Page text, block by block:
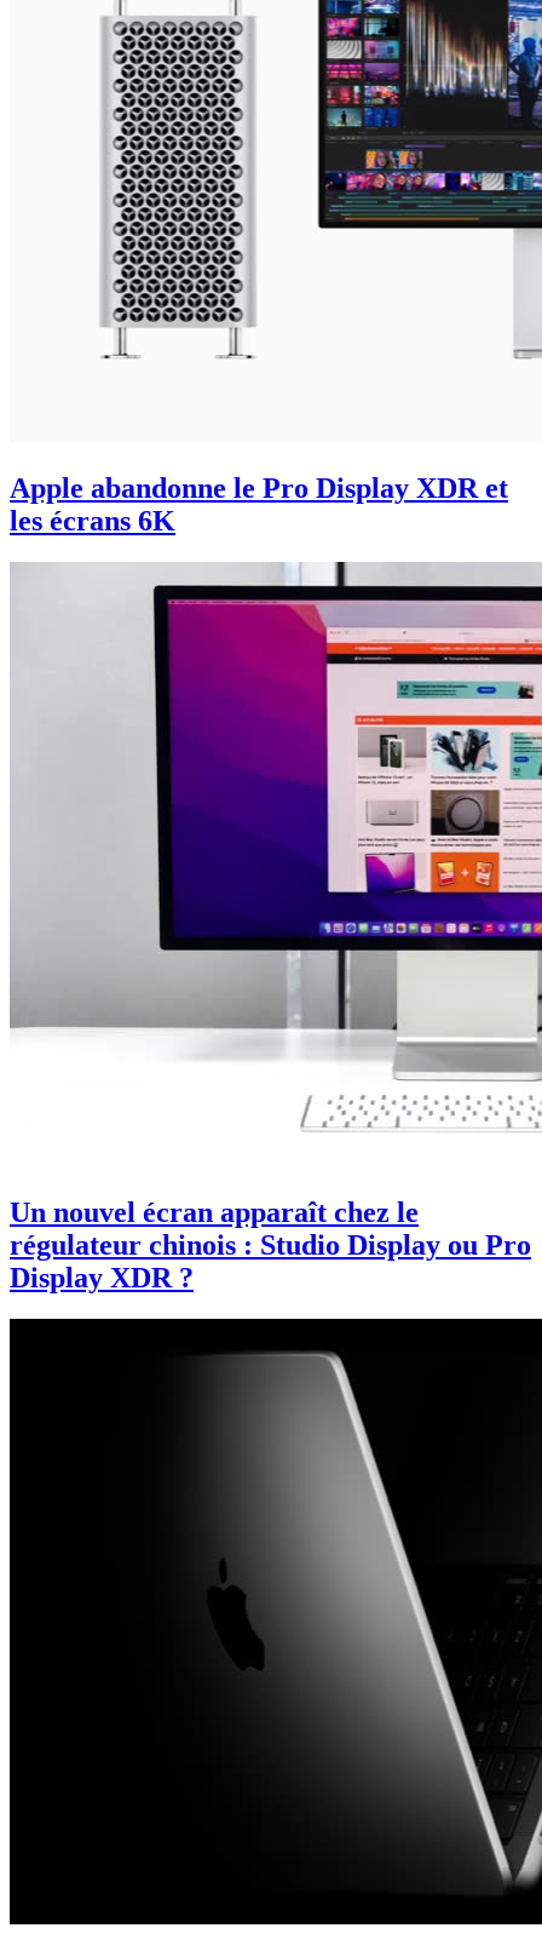
Apple abandonne le Pro Display XDR et
les écrans 6K
Un nouvel écran apparaît chez le
régulateur chinois : Studio Display ou Pro
Display XDR ?